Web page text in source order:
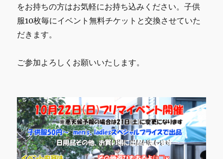
をお持ちの方はお気軽にお持ち込みください。子供
服10枚毎にイベント無料チケットと交換させていた
だきます。
ご参加よろしくお願いいたします。